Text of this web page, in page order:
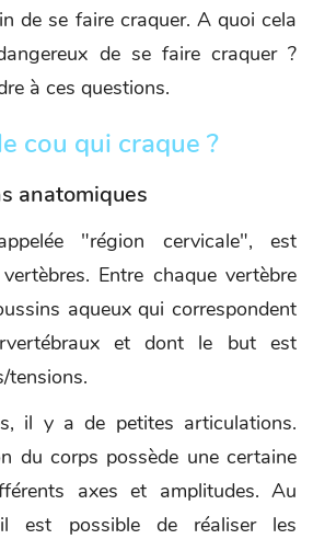
de se faire craquer. A quoi cela
de se faire craquer ?
à ces questions.
cou qui craque ?
anatomiques
"région cervicale", est
Entre chaque vertèbre
aqueux qui correspondent
et dont le but est
tensions.
il y a de petites articulations.
du corps possède une certaine
axes et amplitudes. Au
est possible de réaliser les